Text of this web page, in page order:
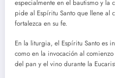
especialmente en el bautismo y la
pide al Espíritu Santo que llene al
fortalezca en su fe.
En la liturgia, el Espíritu Santo es
como en la invocación al
del pan y el vino durante la